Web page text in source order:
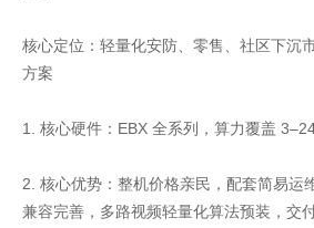
核心定位：轻量化安防、零售、社区下沉
方案
1. 核心硬件：EBX 全系列，算力覆盖
2. 核心优势：整机价格亲民，配套简易运
兼容完善，多路视频轻量化算法预装，交